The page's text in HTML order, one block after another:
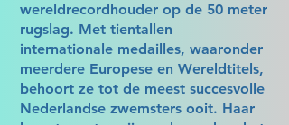
wereldrecordhouder op de 50 meter
rugslag. Met tientallen
internationale medailles, waaronder
meerdere Europese en Wereldtitels,
behoort ze tot de meest succesvolle
Nederlandse zwemsters ooit. Haar